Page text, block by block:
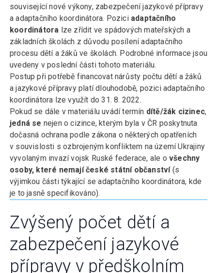
související nové výkony, zabezpečení jazykové přípravy
a adaptačního koordinátora. Pozici adaptačního
koordinátora lze zřídit ve spádových mateřských a
základních školách z důvodu posílení adaptačního
procesu dětí a žáků ve školách. Podrobné informace jsou
uvedeny v poslední části tohoto materiálu.
Postup při potřebě financovat nárůsty počtu dětí a žáků
a jazykové přípravy platí dlouhodobě, pozici adaptačního
koordinátora lze využít do 31. 8. 2022.
Pokud se dále v materiálu uvádí termín dítě/žák cizinec,
jedná se nejen o cizince, kterým byla v ČR poskytnuta
dočasná ochrana podle zákona o některých opatřeních
v souvislosti s ozbrojeným konfliktem na území Ukrajiny
vyvolaným invazí vojsk Ruské federace, ale ovšechny
osoby, které nemají české státní občanství (s
výjimkou části týkající se adaptačního koordinátora, kde
je to jasně specifikováno).
Zvýšený počet dětí a
zabezpečení jazykové
přípravy v předškolním